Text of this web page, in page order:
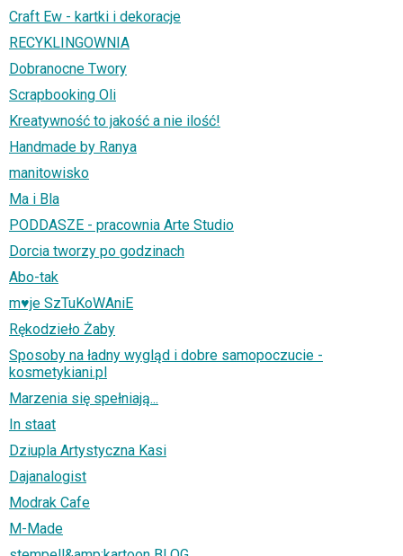
Craft Ew - kartki i dekoracje
RECYKLINGOWNIA
Dobranocne Twory
Scrapbooking Oli
Kreatywność to jakość a nie ilość!
Handmade by Ranya
manitowisko
Ma i Bla
PODDASZE - pracownia Arte Studio
Dorcia tworzy po godzinach
Abo-tak
m♥je SzTuKoWAniE
Rękodzieło Żaby
Sposoby na ładny wygląd i dobre samopoczucie -
kosmetykiani.pl
Marzenia się spełniają...
In staat
Dziupla Artystyczna Kasi
Dajanalogist
Modrak Cafe
M-Made